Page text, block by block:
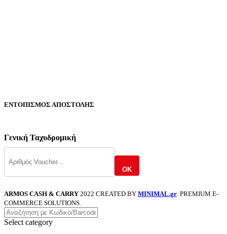
ΕΝΤΟΠΙΣΜΟΣ ΑΠΟΣΤΟΛΗΣ
Γενική Ταχυδρομική
OK
ARMOS CASH & CARRY 2022 CREATED BY MINIMAL.gr . PREMIUM E-
COMMERCE SOLUTIONS.
Select category